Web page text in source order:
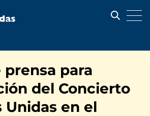
prensa para
del Concierto
Unidas en el